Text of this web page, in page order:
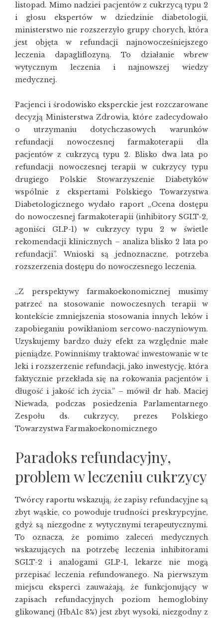
listopad. Mimo nadziei pacjentów z cukrzycą typu 2
i głosu ekspertów w dziedzinie diabetologii,
ministerstwo nie rozszerzyło grupy chorych, która
jest objęta w refundacji najnowocześniejszego
leczenia dapagliflozyną. To działanie wbrew
wytycznym leczenia i najnowszej wiedzy
medycznej.
Pacjenci i środowisko eksperckie jest rozczarowane
decyzją Ministerstwa Zdrowia, które zadecydowało
o utrzymaniu dotychczasowych warunków
refundacji nowoczesnej farmakoterapii dla
pacjentów z cukrzycą typu 2. Blisko dwa lata po
refundacji nowoczesnej terapii w cukrzycy typu
drugiego Polskie Stowarzyszenie Diabetyków
wspólnie z ekspertami Polskiego Towarzystwa
Diabetologicznego wydało raport „Ocena dostępu
do nowoczesnej farmakoterapii (inhibitory SGLT-2,
agoniści GLP-1) w cukrzycy typu 2 w świetle
rekomendacji klinicznych – analiza blisko 2 lata po
refundacji”. Wnioski są jednoznaczne, potrzeba
rozszerzenia dostępu do nowoczesnego leczenia.
„Z perspektywy farmakoekonomicznej musimy
patrzeć na stosowanie nowoczesnych terapii w
kontekście zmniejszenia stosowania innych leków i
zapobieganiu powikłaniom sercowo-naczyniowym.
Uzyskujemy bardzo duży efekt za względnie małe
pieniądze. Powinniśmy traktować inwestowanie w te
leki i rozszerzenie refundacji, jako inwestycję, która
faktycznie przekłada się na rokowania pacjentów i
długość i jakość ich życia.” – mówił dr hab. Maciej
Niewada, podczas posiedzenia Parlamentarnego
Zespołu ds. cukrzycy, prezes Polskiego
Towarzystwa Farmakoekonomicznego
Paradoks refundacyjny,
problem w leczeniu cukrzycy
Twórcy raportu wskazują, że zapisy refundacyjne są
zbyt wąskie, co powoduje trudności preskrypcyjne,
gdyż są niezgodne z wytycznymi terapeutycznymi.
To oznacza, że pomimo zaleceń medycznych
wskazujących na potrzebę leczenia inhibitorami
SGLT-2 i analogami GLP-1, lekarze nie mogą
przepisać leczenia refundowanego. Na pierwszym
miejscu eksperci zauważają, że funkcjonujący w
zapisach refundacyjnych poziom hemoglobiny
glikowanej (HbA1c 8%) jest zbyt wysoki, niezgodny z